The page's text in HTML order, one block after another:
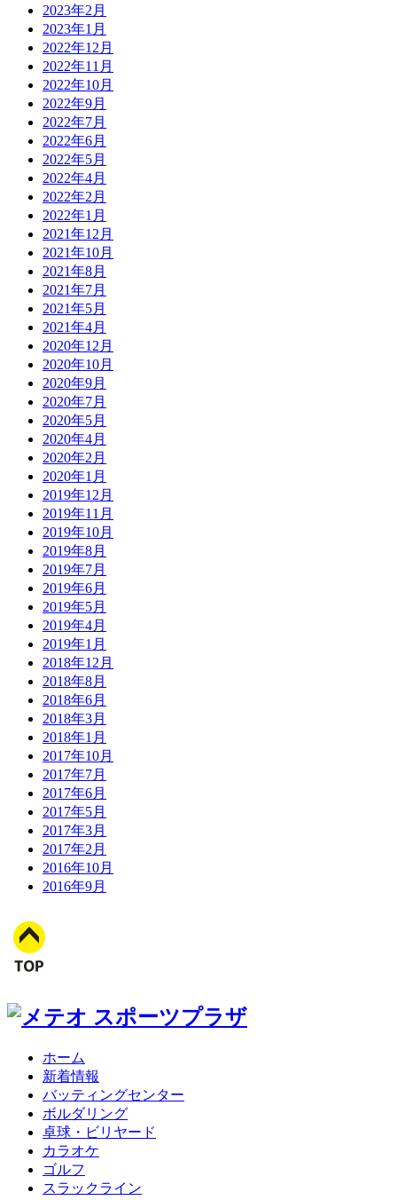
2023年2月
2023年1月
2022年12月
2022年11月
2022年10月
2022年9月
2022年7月
2022年6月
2022年5月
2022年4月
2022年2月
2022年1月
2021年12月
2021年10月
2021年8月
2021年7月
2021年5月
2021年4月
2020年12月
2020年10月
2020年9月
2020年7月
2020年5月
2020年4月
2020年2月
2020年1月
2019年12月
2019年11月
2019年10月
2019年8月
2019年7月
2019年6月
2019年5月
2019年4月
2019年1月
2018年12月
2018年8月
2018年6月
2018年3月
2018年1月
2017年10月
2017年7月
2017年6月
2017年5月
2017年3月
2017年2月
2016年10月
2016年9月
ホーム
新着情報
バッティングセンター
ボルダリング
卓球・ビリヤード
カラオケ
ゴルフ
スラックライン